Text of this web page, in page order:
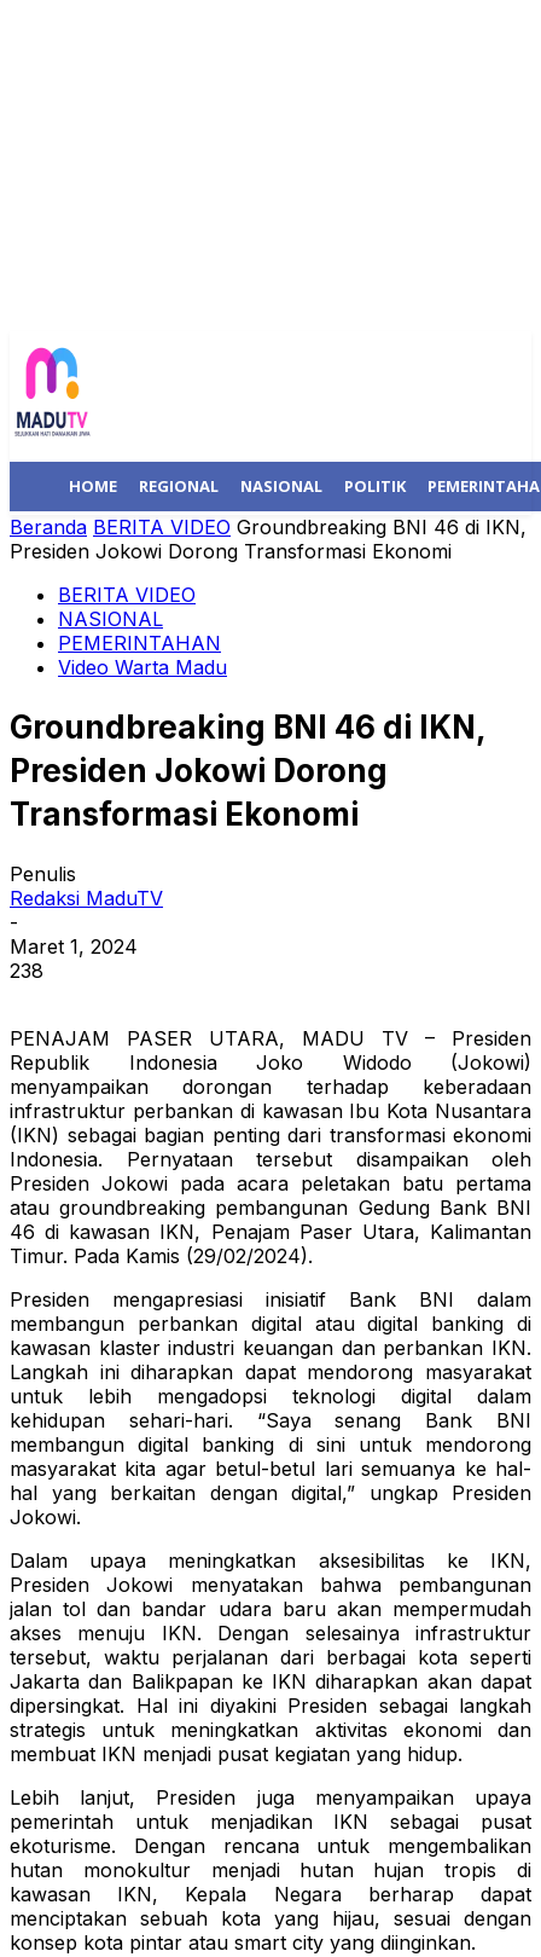
HOME REGIONAL NASIONAL POLITIK
Beranda BERITA VIDEO Groundbreaking BNI 46 di IKN,
Presiden Jokowi Dorong Transformasi Ekonomi
BERITA VIDEO
NASIONAL
PEMERINTAHAN
Video Warta Madu
Groundbreaking BNI 46 di IKN,
Presiden Jokowi Dorong
Transformasi Ekonomi
Penulis
Redaksi MaduTV
-
Maret 1, 2024
238
PENAJAM PASER UTARA, MADU TV – Presiden
Republik Indonesia Joko Widodo (Jokowi)
menyampaikan dorongan terhadap keberadaan
infrastruktur perbankan di kawasan Ibu Kota Nusantara
(IKN) sebagai bagian penting dari transformasi ekonomi
Indonesia. Pernyataan tersebut disampaikan oleh
Presiden Jokowi pada acara peletakan batu pertama
atau groundbreaking pembangunan Gedung Bank BNI
46 di kawasan IKN, Penajam Paser Utara, Kalimantan
Timur. Pada Kamis (29/02/2024).
Presiden mengapresiasi inisiatif Bank BNI dalam
membangun perbankan digital atau digital banking di
kawasan klaster industri keuangan dan perbankan IKN.
Langkah ini diharapkan dapat mendorong masyarakat
untuk lebih mengadopsi teknologi digital dalam
kehidupan sehari-hari. “Saya senang Bank BNI
membangun digital banking di sini untuk mendorong
masyarakat kita agar betul-betul lari semuanya ke hal-
hal yang berkaitan dengan digital,” ungkap Presiden
Jokowi.
Dalam upaya meningkatkan aksesibilitas ke IKN,
Presiden Jokowi menyatakan bahwa pembangunan
jalan tol dan bandar udara baru akan mempermudah
akses menuju IKN. Dengan selesainya infrastruktur
tersebut, waktu perjalanan dari berbagai kota seperti
Jakarta dan Balikpapan ke IKN diharapkan akan dapat
dipersingkat. Hal ini diyakini Presiden sebagai langkah
strategis untuk meningkatkan aktivitas ekonomi dan
membuat IKN menjadi pusat kegiatan yang hidup.
Lebih lanjut, Presiden juga menyampaikan upaya
pemerintah untuk menjadikan IKN sebagai pusat
ekoturisme. Dengan rencana untuk mengembalikan
hutan monokultur menjadi hutan hujan tropis di
kawasan IKN, Kepala Negara berharap dapat
menciptakan sebuah kota yang hijau, sesuai dengan
konsep kota pintar atau smart city yang diinginkan.